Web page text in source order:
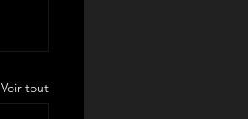
Voir tout